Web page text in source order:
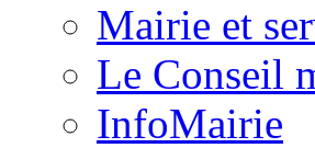
Mairie et
Le Conseil
InfoMairie